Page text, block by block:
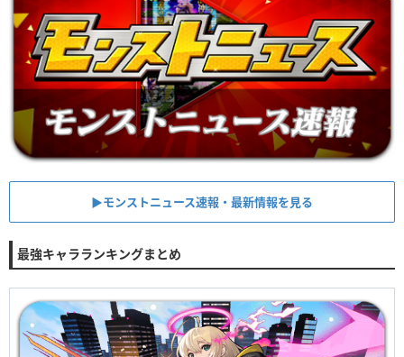
▶︎モンストニュース速報・最新情報を見る
最強キャラランキングまとめ